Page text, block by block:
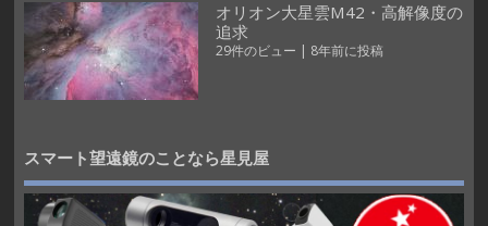
オリオン大星雲M42・高解像度の
追求
29件のビュー | 8年前に投稿
スマート望遠鏡のことなら星見屋